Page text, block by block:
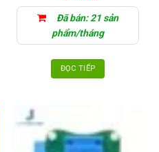
Đã bán: 21 sản
phẩm/tháng
ĐỌC TIẾP